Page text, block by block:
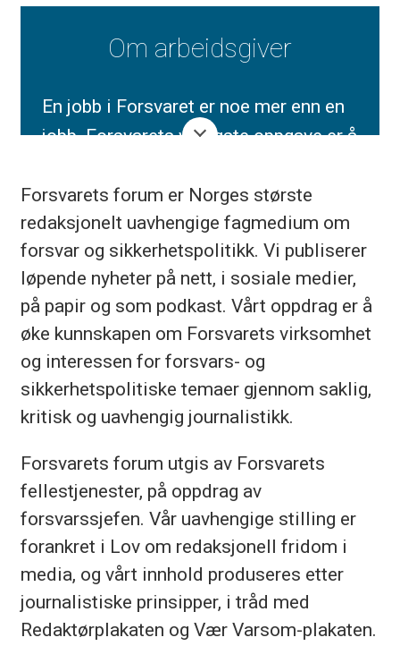
Om arbeidsgiver
En jobb i Forsvaret er noe mer enn en
jobb. Forsvarets viktigste oppgave er å
for befolkningen. Uansett hvilken
stilling du har, er du med på å ivareta
landets og fellesskapets interesser.
Forsvarets forum gir ut nettavisen
forsvaretsforum.no, magasinet F og
podkasten Krig & sånn, som formidler
informasjon og debatt om Forsvaret.
Redaksjonen har en fri og uavhengig
I Forsvaret er det ønskelig at
arbeidsstyrken i størst mulig grad skal
gjenspeile mangfoldet i befolkningen.
Vi oppfordrer kvalifiserte kandidater
til å søke, uavhengig av kjønn, kulturell
Forsvarets forum er Norges største
redaksjonelt uavhengige fagmedium om
forsvar og sikkerhetspolitikk. Vi publiserer
løpende nyheter på nett, i sosiale medier,
på papir og som podkast. Vårt oppdrag er å
øke kunnskapen om Forsvarets virksomhet
og interessen for forsvars- og
sikkerhetspolitiske temaer gjennom saklig,
kritisk og uavhengig journalistikk.
Forsvarets forum utgis av Forsvarets
fellestjenester, på oppdrag av
forsvarssjefen. Vår uavhengige stilling er
forankret i Lov om redaksjonell fridom i
media, og vårt innhold produseres etter
journalistiske prinsipper, i tråd med
Redaktørplakaten og Vær Varsom-plakaten.